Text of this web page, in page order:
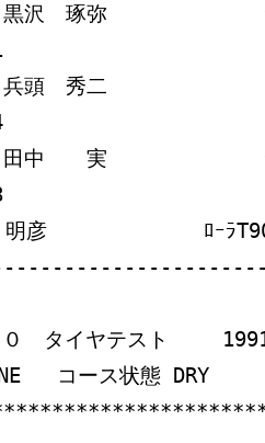
沢　琢弥             ﾗ
頭　秀二             ﾛ
中　　実             ﾗ
明彦             ﾛｰﾗ
０　タイヤテスト　　
コース状態 DRY